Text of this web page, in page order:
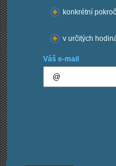
konkrétní
v určitých
Váš e-mail